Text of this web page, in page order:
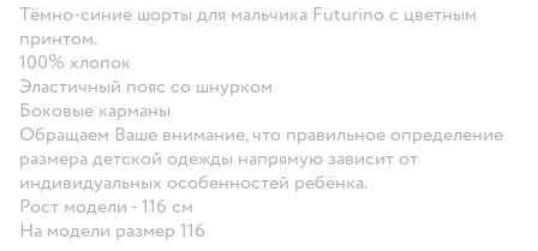
Тёмно-синие шорты для мальчика Futurino с цветным
принтом.
100% хлопок
Эластичный пояс со шнурком
Боковые карманы
Обращаем Ваше внимание, что правильное определение
размера детской одежды напрямую зависит от
индивидуальных особенностей ребёнка.
Рост модели - 116 см
На модели размер 116